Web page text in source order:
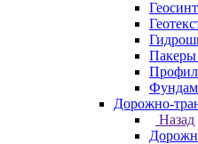
Дорожно-
Назад